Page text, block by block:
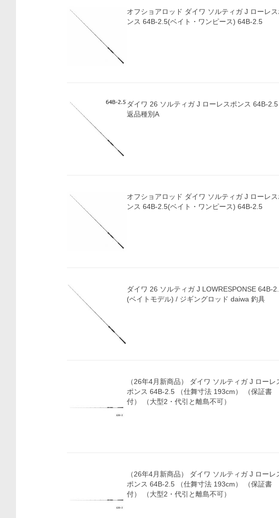
オフショアロッド ダイワ ソルティガ J ローレス
ンス 64B-2.5(ベイト・ワンピース) 64B-2.5
ダイワ 26 ソルティガ J ローレスポンス 64B-2.5
返品種別A
オフショアロッド ダイワ ソルティガ J ローレス
ンス 64B-2.5(ベイト・ワンピース) 64B-2.5
ダイワ 26 ソルティガ J LOWRESPONSE 64B-
(ベイトモデル) / ジギングロッド daiwa 釣具
（26年4月新商品） ダイワ ソルティガ J ローレ
ポンス 64B-2.5 （仕舞寸法 193cm） （保証書
付） （大型2・代引と離島不可）
（26年4月新商品） ダイワ ソルティガ J ローレ
ポンス 64B-2.5 （仕舞寸法 193cm） （保証書
付） （大型2・代引と離島不可）